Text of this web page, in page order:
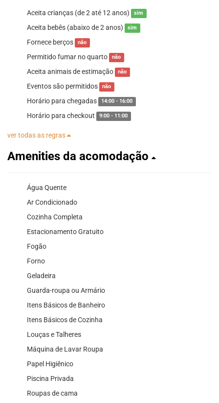
Aceita crianças (de 2 até 12 anos) sim
Aceita bebês (abaixo de 2 anos) sim
Fornece berços não
Permitido fumar no quarto não
Aceita animais de estimação não
Eventos são permitidos não
Horário para chegadas 14:00 - 16:00
Horário para checkout 9:00 - 11:00
ver todas as regras
Amenities da acomodação
Água Quente
Ar Condicionado
Cozinha Completa
Estacionamento Gratuito
Fogão
Forno
Geladeira
Guarda-roupa ou Armário
Itens Básicos de Banheiro
Itens Básicos de Cozinha
Louças e Talheres
Máquina de Lavar Roupa
Papel Higiênico
Piscina Privada
Roupas de cama